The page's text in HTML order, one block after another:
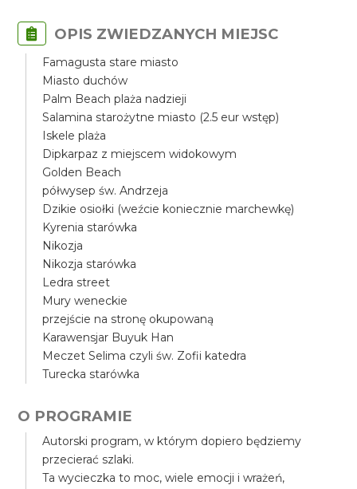
OPIS ZWIEDZANYCH MIEJSC
Famagusta stare miasto
Miasto duchów
Palm Beach plaża nadzieji
Salamina starożytne miasto (2.5 eur wstęp)
Iskele plaża
Dipkarpaz z miejscem widokowym
Golden Beach
półwysep św. Andrzeja
Dzikie osiołki (weźcie koniecznie marchewkę)
Kyrenia starówka
Nikozja
Nikozja starówka
Ledra street
Mury weneckie
przejście na stronę okupowaną
Karawensjar Buyuk Han
Meczet Selima czyli św. Zofii katedra
Turecka starówka
O PROGRAMIE
Autorski program, w którym dopiero będziemy
przecierać szlaki.
Ta wycieczka to moc, wiele emocji i wrażeń,